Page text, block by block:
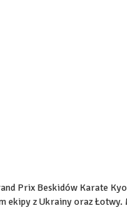
Prix Beskidów Karate
z Ukrainy oraz